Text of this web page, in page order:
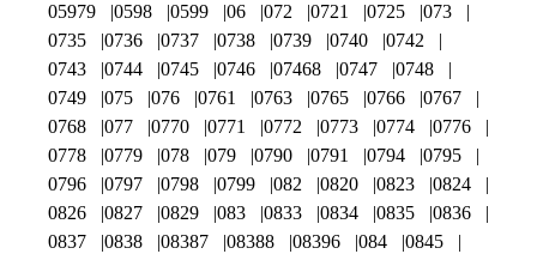
05979
0598 0599 06 072 0721 0725
073
0735
0736 0737 0738 0739 0740
0742
0743
0744 0745 0746 07468 0747
0748
0749
075 076 0761 0763 0765 0766
0767
0768
077 0770 0771 0772 0773 0774
0776
0778
0779 078 079 0790 0791 0794
0795
0796
0797 0798 0799 082 0820 0823
0824
0826
0827 0829 083 0833 0834 0835
0836
0837
0838 08387 08388 08396 084
0845